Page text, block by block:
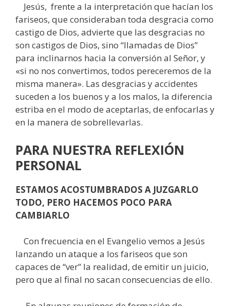
Jesús, frente a la interpretación que hacían los
fariseos, que consideraban toda desgracia como
castigo de Dios, advierte que las desgracias no
son castigos de Dios, sino “llamadas de Dios”
para inclinarnos hacia la conversión al Señor, y
«si no nos convertimos, todos pereceremos de la
misma manera». Las desgracias y accidentes
suceden a los buenos y a los malos, la diferencia
estriba en el modo de aceptarlas, de enfocarlas y
en la manera de sobrellevarlas.
PARA NUESTRA REFLEXIÓN
PERSONAL
ESTAMOS ACOSTUMBRADOS A JUZGARLO
TODO, PERO HACEMOS POCO PARA
CAMBIARLO
Con frecuencia en el Evangelio vemos a Jesús
lanzando un ataque a los fariseos que son
capaces de “ver” la realidad, de emitir un juicio,
pero que al final no sacan consecuencias de ello.